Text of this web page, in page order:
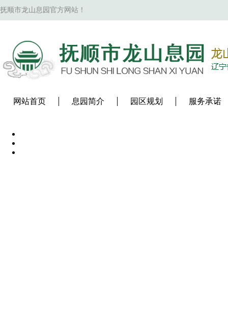
抚顺市龙山息园官方网站！
网站首页 息园简介 园区规划 服务承诺